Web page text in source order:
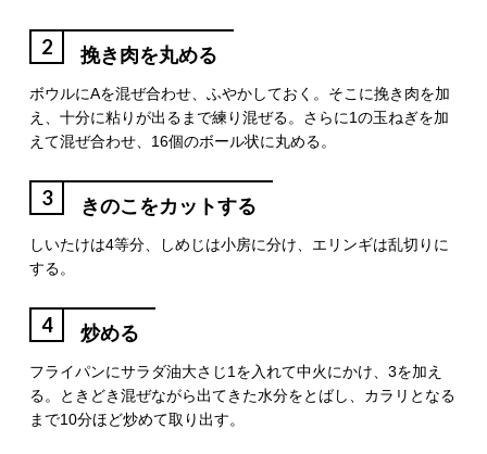
2 挽き肉を丸める
ボウルにAを混ぜ合わせ、ふやかしておく。そこに挽き肉を加
え、十分に粘りが出るまで練り混ぜる。さらに1の玉ねぎを加
えて混ぜ合わせ、16個のボール状に丸める。
3 きのこをカットする
しいたけは4等分、しめじは小房に分け、エリンギは乱切りに
する。
4 炒める
フライパンにサラダ油大さじ1を入れて中火にかけ、3を加え
る。ときどき混ぜながら出てきた水分をとばし、カラリとなる
まで10分ほど炒めて取り出す。